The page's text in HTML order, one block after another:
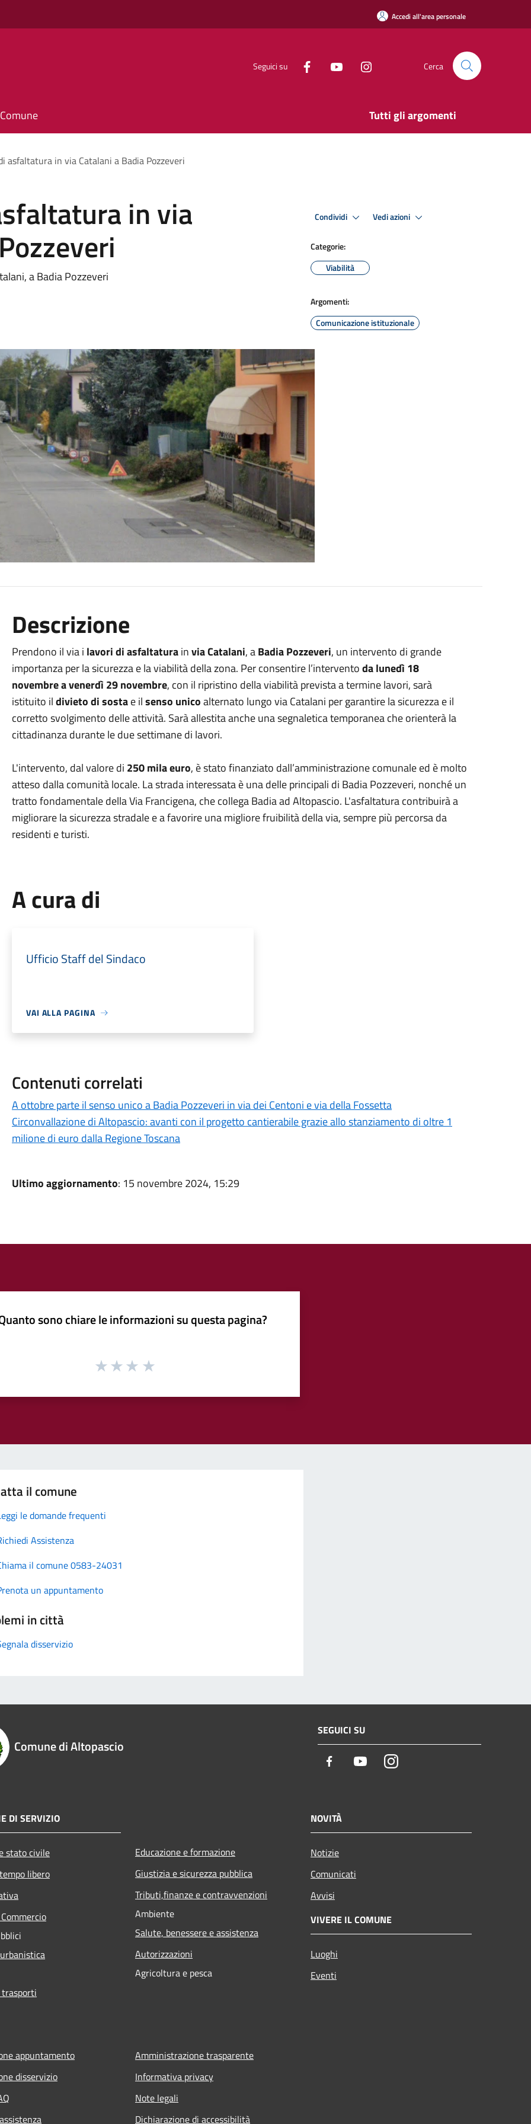
Accedi all'area personale
Seguici su Cerca
Tutti gli argomenti
asfaltatura in via Catalani a Badia Pozzeveri
in via
a Badia Pozzeveri
Condividi Vedi azioni
Categorie:
Viabilità
Argomenti:
Comunicazione istituzionale
Descrizione
Prendono il via i lavori di asfaltaturainvia Catalani, aBadia Pozzeveri, un intervento di grande
importanza per la sicurezza e la viabilità della zona. Per consentire l’interventoda lunedì 18
novembre a venerdì 29 novembre, con il ripristino della viabilità prevista a termine lavori, sarà
istituito ildivieto di sostae ilsenso unicoalternato lungo via Catalani per garantire la sicurezza e il
corretto svolgimento delle attività. Sarà allestita anche una segnaletica temporanea che orienterà la
cittadinanza durante le due settimane di lavori.
L'intervento, dal valore di 250 mila euro, è stato finanziato dall’amministrazione comunale ed è molto
atteso dalla comunità locale. La strada interessata è una delle principali di Badia Pozzeveri, nonché un
tratto fondamentale della Via Francigena, che collega Badia ad Altopascio. L'asfaltatura contribuirà a
migliorare la sicurezza stradale e a favorire una migliore fruibilità della via, sempre più percorsa da
residenti e turisti.
A cura di
Ufficio Staff del Sindaco
VAI ALLA PAGINA
Contenuti correlati
A ottobre parte il senso unico a Badia Pozzeveri in via dei Centoni e via della Fossetta
Circonvallazione di Altopascio: avanti con il progetto cantierabile grazie allo stanziamento di oltre 1
milione di euro dalla Regione Toscana
Ultimo aggiornamento: 15 novembre 2024, 15:29
sono chiare le informazioni su questa pagina?
il comune
le domande frequenti
Assistenza
il comune 0583-24031
un appuntamento
in città
disservizio
Comune di Altopascio
SEGUICI SU
Facebook YoutubeInstagram
DI SERVIZIO
stato civile
libero
Educazione e formazione
Giustizia e sicurezza pubblica
Tributi,finanze e contravvenzioni
Ambiente
Salute, benessere e assistenza
Autorizzazioni
Agricoltura e pesca
NOVITÀ
Notizie
Comunicati
Avvisi
VIVERE IL COMUNE
Luoghi
Eventi
appuntamento
disservizio
Amministrazione trasparente
Informativa privacy
Note legali
Dichiarazione di accessibilità